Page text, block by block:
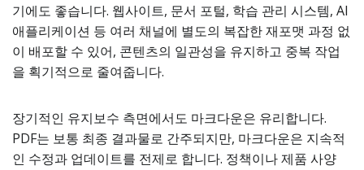
기에도 좋습니다. 웹사이트, 문서 포털, 학습 관리 시스템, AI
애플리케이션 등 여러 채널에 별도의 복잡한 재포맷 과정 없
이 배포할 수 있어, 콘텐츠의 일관성을 유지하고 중복 작업
을 획기적으로 줄여줍니다.
장기적인 유지보수 측면에서도 마크다운은 유리합니다.
PDF는 보통 최종 결과물로 간주되지만, 마크다운은 지속적
인 수정과 업데이트를 전제로 합니다. 정책이나 제품 사양